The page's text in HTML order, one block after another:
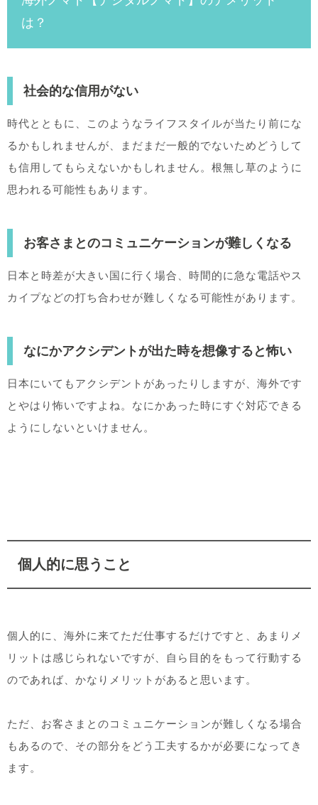
は？
社会的な信用がない
時代とともに、このようなライフスタイルが当たり前にな
るかもしれませんが、まだまだ一般的でないためどうして
も信用してもらえないかもしれません。根無し草のように
思われる可能性もあります。
お客さまとのコミュニケーションが難しくなる
日本と時差が大きい国に行く場合、時間的に急な電話やス
カイプなどの打ち合わせが難しくなる可能性があります。
なにかアクシデントが出た時を想像すると怖い
日本にいてもアクシデントがあったりしますが、海外です
とやはり怖いですよね。なにかあった時にすぐ対応できる
ようにしないといけません。
個人的に思うこと
個人的に、海外に来てただ仕事するだけですと、あまりメ
リットは感じられないですが、自ら目的をもって行動する
のであれば、かなりメリットがあると思います。
ただ、お客さまとのコミュニケーションが難しくなる場合
もあるので、その部分をどう工夫するかが必要になってき
ます。